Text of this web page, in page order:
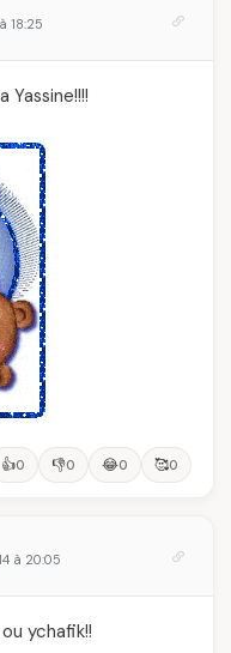
18:25
Yassine!!!!
👍0 👎0 😂0 🥰0
à 20:05
ychafik!!